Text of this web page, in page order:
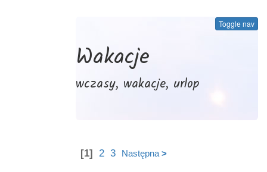
Toggle nav
Wakacje
wczasy, wakacje, urlop
[1] 2 3 Następna >